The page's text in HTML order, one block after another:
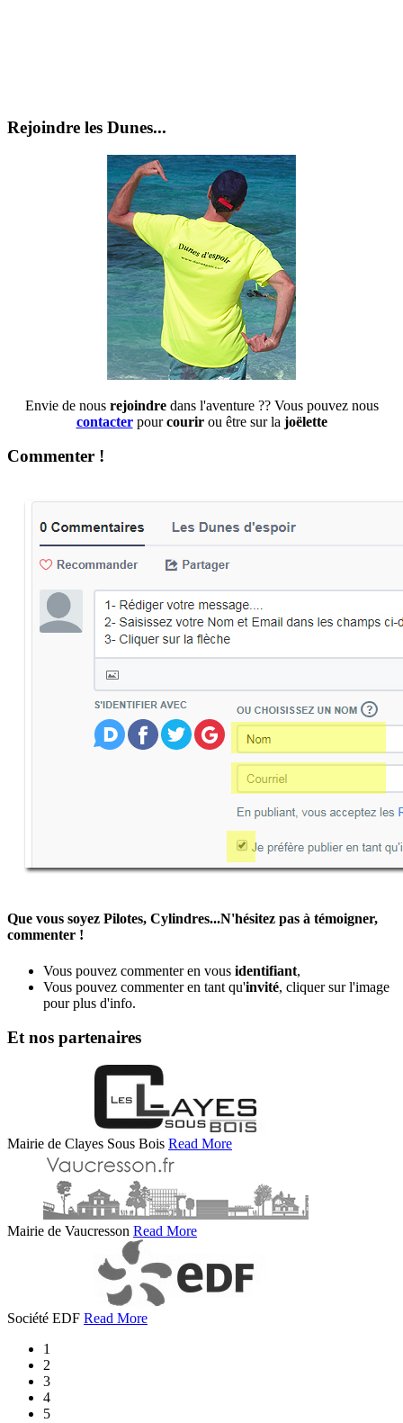
Rejoindre les Dunes...
Envie de nous rejoindre dans l'aventure ?? Vous pouvez nous
contacterpourcourir ou être sur la joëlette
Commenter !
Que vous soyez Pilotes, Cylindres...N'hésitez pas à témoigner,
commenter !
Vous pouvez commenter en vous identifiant,
Vous pouvez commenter en tant qu'invité, cliquer sur l'image
pour plus d'info.
Et nos partenaires
Mairie de Clayes Sous Bois Read More
Mairie de Vaucresson Read More
Société EDF Read More
1
2
3
4
5